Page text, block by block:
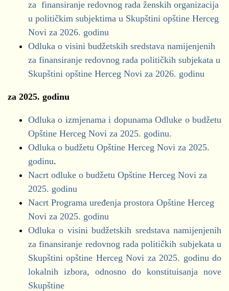
(.xls)
POP, PIR I IZDACI PO POTROŠAČKIM
JEDINICAMA ZA PERIOD 01.01.25.-30.06.25.
(.xls)
POP, PIR I IZDACI PO POTROŠAČKIM
JEDINICAMA ZA PERIOD 01.01.25.-31.03.25.
POP, PIR I IZDACI PO POTROŠAČKIM
JEDINICAMA ZA PERIOD 01.01.24.-31.12.24.
(.xls)
POP, PIR I IZDACI PO POTROŠAČKIM
JEDINICAMA ZA PERIOD 01.01.24.-30.09.24.
(.xls)
POP, PIR I IZDACI PO POTROŠAČKIM
JEDINICAMA ZA PERIOD 01.01.24.-30.06.24.
(.xls)
POP, PIR I IZDACI PO POTROŠAČKIM
JEDINICAMA ZA PERIOD 01.01.24.-31.03.24.
(.xls)
POP, PIR I IZDACI PO POTROŠAČKIM
JEDINICAMA ZA PERIOD 01.01.23.-31.12.23.
Kvartalni izvještaji (01.01.2025.-31.12.2025)
Obrazac NEO
Obrazac BUZ
Obrazac BUZ
Kvartalni izvještaji (01.01.2025.-30.06.2025.)
Obrazac NEO
Obrazac BUZ
Kvartalni izvještaji (01.01.2025.-31.03.2025.)
Obrazac NEO
Obrazac BUZ
Kvartalni izvještaji (01.01.2024.-31.12.2024)
DPS
Građanski pokret za Herceg Novi
"IDEMOOO"
Liberalna partija
Novska lista
NSD
Pravi Novi - Marko Milačić
URA
za 2025. godinu
Finansiranje političkih subjekata za 2025. godinu
za period 01.10.2025-31.12.2025. godine
Demokrate
DNP
DPS
Novska lista
NSD
za finansiranje redovnog rada ženskih organizacija
u političkim subjektima u Skupštini opštine Herceg
Novi za 2026. godinu
Odluka o visini budžetskih sredstava namijenjenih
za finansiranje redovnog rada političkih subjekata u
Skupštini opštine Herceg Novi za 2026. godinu
za 2025. godinu
Odluka o izmjenama i dopunama Odluke o budžetu
Opštine Herceg Novi za 2025. godinu.
Odluka o budžetu Opštine Herceg Novi za 2025.
godinu.
Nacrt odluke o budžetu Opštine Herceg Novi za
2025. godinu
Nacrt Programa uređenja prostora Opštine Herceg
Novi za 2025. godinu
Odluka o visini budžetskih sredstava namijenjenih
za finansiranje redovnog rada političkih subjekata u
Skupštini opštine Herceg Novi za 2025. godinu do
lokalnih izbora, odnosno do konstituisanja nove
Skupštine